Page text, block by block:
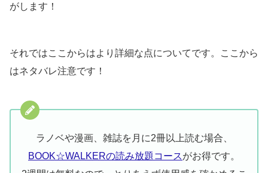
がします！
それではここからはより詳細な点についてです。ここから
はネタバレ注意です！
ラノベや漫画、雑誌を月に2冊以上読む場合、
BOOK☆WALKERの読み放題コースがお得です。